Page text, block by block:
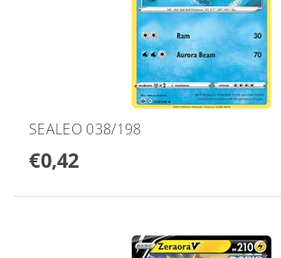
SEALEO 038/198
€0,42